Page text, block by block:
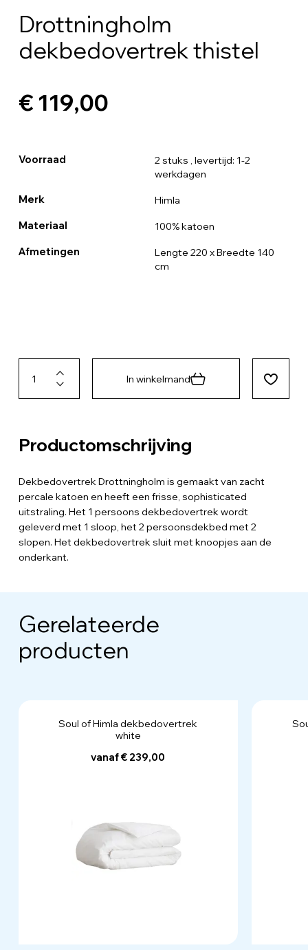
Drottningholm
dekbedovertrek thistel
€ 119,00
Voorraad 2 stuks , levertijd: 1-2
werkdagen
Merk Himla
Materiaal 100% katoen
Afmetingen
Lengte 220 x Breedte 140
cm
In winkelmand
Productomschrijving
Dekbedovertrek Drottningholm is gemaakt van zacht
percale katoen en heeft een frisse, sophisticated
uitstraling. Het 1 persoons dekbedovertrek wordt
geleverd met 1 sloop, het 2 persoonsdekbed met 2
slopen. Het dekbedovertrek sluit met knoopjes aan de
onderkant.
Gerelateerde
producten
Soul of Himla dekbedovertrek
white
vanaf € 239,00